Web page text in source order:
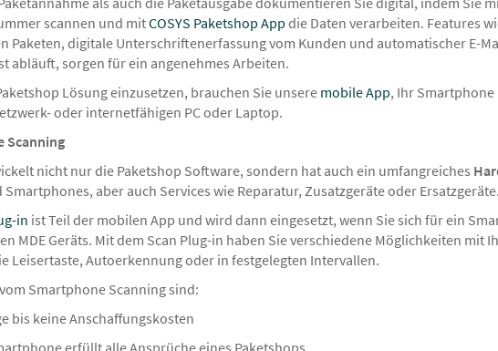
scannen und mitCOSYS Paketshop App die Daten verarbeiten. Features
Paketen, digitale Unterschriftenerfassung vom Kunden und automatischer E-
abläuft, sorgen für ein angenehmes Arbeiten.
Lösung einzusetzen, brauchen Sie unsere mobile App, Ihr Smartphone
oder internetfähigen PC oder Laptop.
Scanning
nicht nur die Paketshop Software, sondern hat auch ein umfangreiches
Smartphones, aber auch Services wie Reparatur, Zusatzgeräte oder Ersatzgeräte.
in ist Teil der mobilen App und wird dann eingesetzt, wenn Sie sich für ein
MDE Geräts. Mit dem Scan Plug-in haben Sie verschiedene Möglichkeiten mit
Leisertaste, Autoerkennung oder in festgelegten Intervallen.
Smartphone Scanning sind:
bis keine Anschaffungskosten